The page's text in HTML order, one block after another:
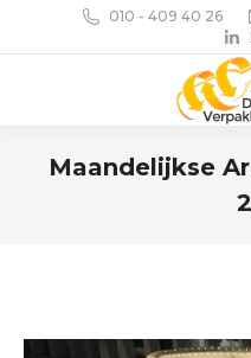
010 - 409 40 26
Maandelijkse